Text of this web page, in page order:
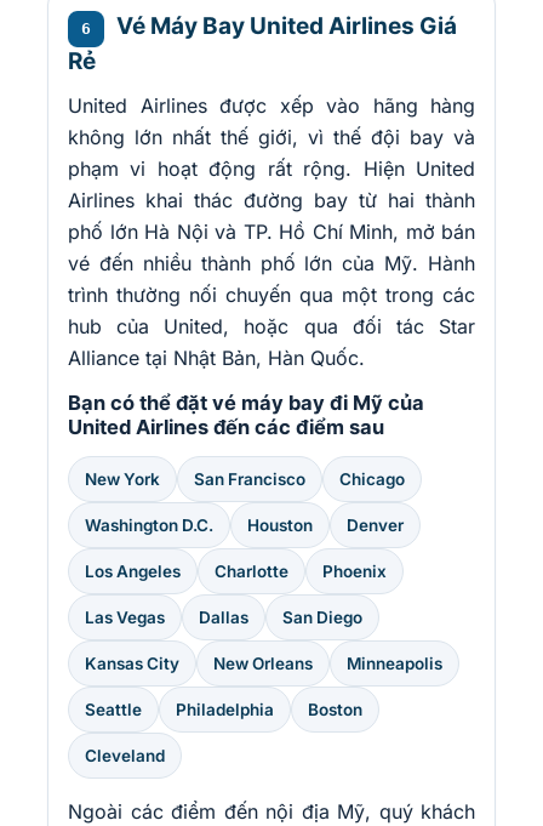
6
Vé Máy Bay United Airlines Giá
Rẻ
United Airlines được xếp vào hãng hàng
không lớn nhất thế giới, vì thế đội bay và
phạm vi hoạt động rất rộng. Hiện United
Airlines khai thác đường bay từ hai thành
phố lớn Hà Nội và TP. Hồ Chí Minh, mở bán
vé đến nhiều thành phố lớn của Mỹ. Hành
trình thường nối chuyến qua một trong các
hub của United, hoặc qua đối tác Star
Alliance tại Nhật Bản, Hàn Quốc.
Bạn có thể đặt vé máy bay đi Mỹ của
United Airlines đến các điểm sau
New York San Francisco Chicago
Washington D.C. Houston Denver
Los Angeles Charlotte Phoenix
Las Vegas Dallas San Diego
Kansas City New Orleans Minneapolis
Seattle Philadelphia Boston
Cleveland
Ngoài các điểm đến nội địa Mỹ, quý khách